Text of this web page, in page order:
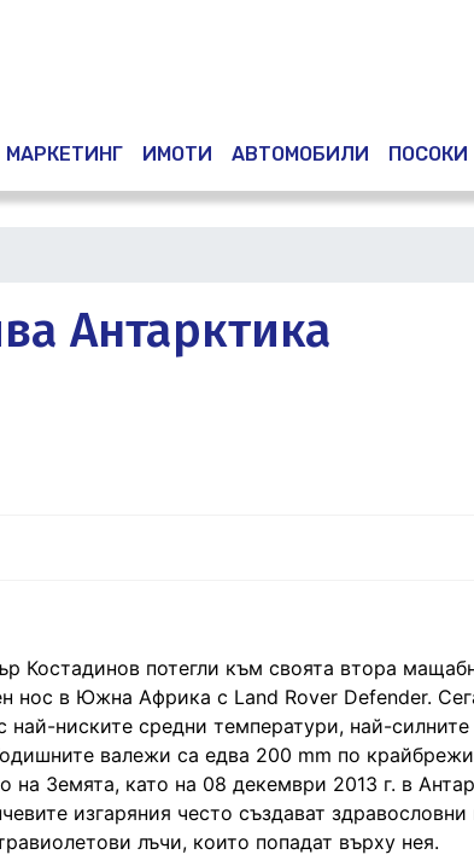
МАРКЕТИНГ ИМОТИ АВТОМОБИЛИ ПОСОКИ
Антарктика
Костадинов потегли към своята втора
нос в Южна Африка с Land Rover Defender.
ниските средни температури, най-
валежи са едва 200 mm по
Земята, като на 08 декември 2013 г. в
изгаряния често създават
лъчи, които попадат върху нея.